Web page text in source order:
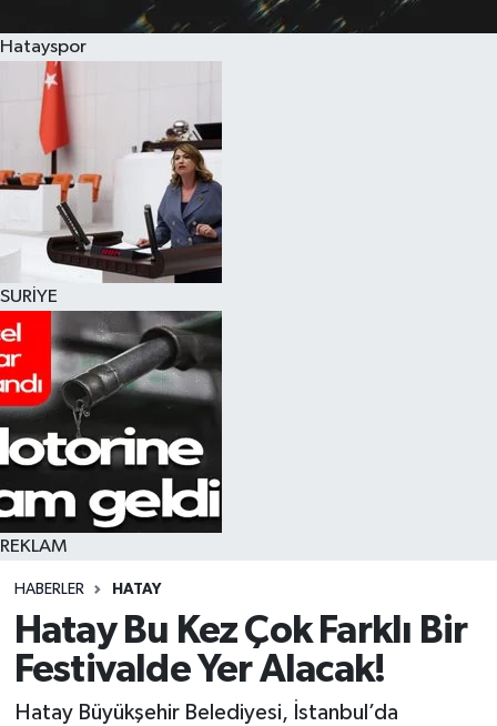
Hatayspor
SURİYE
REKLAM
HABERLER HATAY
Hatay Bu Kez Çok Farklı Bir
Festivalde Yer Alacak!
Hatay Büyükşehir Belediyesi, İstanbul’da